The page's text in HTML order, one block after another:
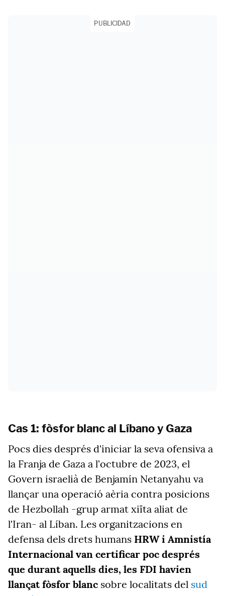
PUBLICIDAD
Cas 1: fòsfor blanc al Líbano y Gaza
Pocs dies després d'iniciar la seva ofensiva a
la Franja de Gaza a l'octubre de 2023, el
Govern israelià de Benjamín Netanyahu va
llançar una operació aèria contra posicions
de Hezbollah -grup armat xiïta aliat de
l'Iran- al Líban. Les organitzacions en
defensa dels drets humans HRW i Amnistía
Internacional van certificar poc després
que durant aquells dies, les FDI havien
llançat fòsfor blanc sobre localitats del sud